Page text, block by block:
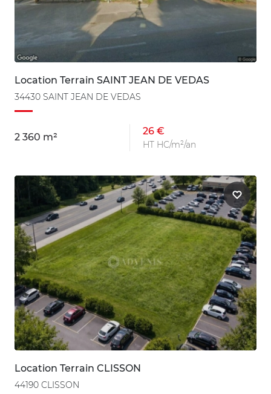
Location Terrain SAINT JEAN DE VEDAS
34430 SAINT JEAN DE VEDAS
2 360 m²
26 €
HT HC/m²/an
Location Terrain CLISSON
44190 CLISSON